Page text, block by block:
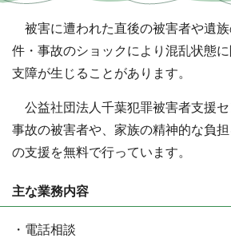
被害に遭われた直後の被害者や遺
件・事故のショックにより混乱状態
支障が生じることがあります。
公益社団法人千葉犯罪被害者支援
事故の被害者や、家族の精神的な負
の支援を無料で行っています。
主な業務内容
・電話相談